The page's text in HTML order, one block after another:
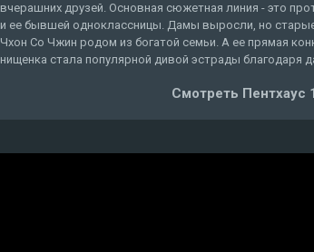
вчерашних друзей. Основная сюжетная линия - это
и ее бывшей одноклассницы. Дамы выросли, но
Чхон Со Чжин родом из богатой семьи. А ее прямая
нищенка стала популярной дивой эстрады благодаря
Смотреть Пентхаус